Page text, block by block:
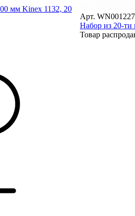
мм Kinex 1132, 20
Арт.
Набор из 20-
Товар